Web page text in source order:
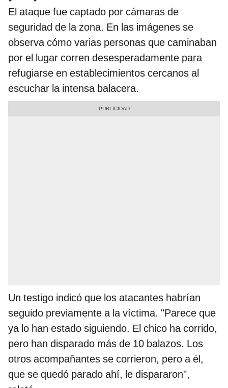
El ataque fue captado por cámaras de
seguridad de la zona. En las imágenes se
observa cómo varias personas que caminaban
por el lugar corren desesperadamente para
refugiarse en establecimientos cercanos al
escuchar la intensa balacera.
Un testigo indicó que los atacantes habrían
seguido previamente a la víctima. "Parece que
ya lo han estado siguiendo. El chico ha corrido,
pero han disparado más de 10 balazos. Los
otros acompañantes se corrieron, pero a él,
que se quedó parado ahí, le dispararon",